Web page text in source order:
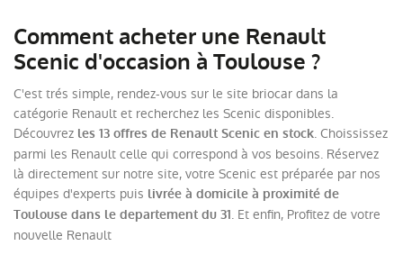
Comment acheter une Renault
Scenic d'occasion à Toulouse ?
C'est trés simple, rendez-vous sur le site briocar dans la
catégorie Renault et recherchez les Scenic disponibles.
Découvrez les 13 offres de Renault Scenic en stock. Choississez
parmi les Renault celle qui correspond à vos besoins. Réservez
là directement sur notre site, votre Scenic est préparée par nos
équipes d'experts puis livrée à domicile à proximité de
Toulouse dans le departement du 31. Et enfin, Profitez de votre
nouvelle Renault